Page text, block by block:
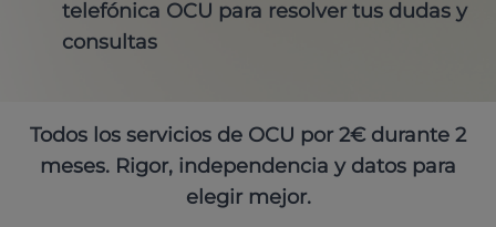
telefónica OCU para resolver tus dudas y
consultas
Todos los servicios de OCU por 2€ durante 2
meses. Rigor, independencia y datos para
elegir mejor.